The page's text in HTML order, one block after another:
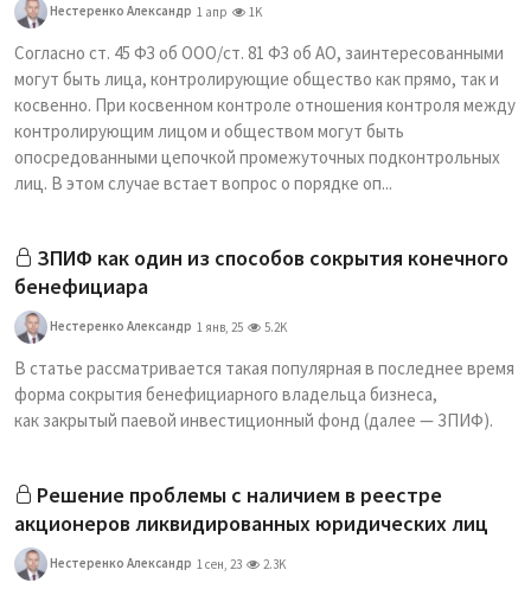
Нестеренко Александр 1 апр 1K
Согласно ст. 45 ФЗ об ООО/ст. 81 ФЗ об АО, заинтересованными
могут быть лица, контролирующие общество как прямо, так и
косвенно. При косвенном контроле отношения контроля между
контролирующим лицом и обществом могут быть
опосредованными цепочкой промежуточных подконтрольных
лиц. В этом случае встает вопрос о порядке оп...
ЗПИФ как один из способов сокрытия конечного
бенефициара
Нестеренко Александр 1 янв, 25 5.2K
В статье рассматривается такая популярная в последнее время
форма сокрытия бенефициарного владельца бизнеса,
как закрытый паевой инвестиционный фонд (далее — ­ЗПИФ).
Решение проблемы с наличием в реестре
акционеров ликвидированных юридических лиц
Нестеренко Александр 1 сен, 23 2.3K